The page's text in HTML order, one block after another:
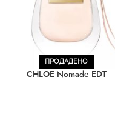
ПРОДАДЕНО
CHLOE Nomade EDT